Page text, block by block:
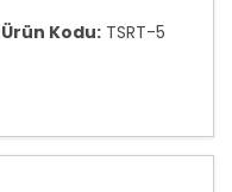
Ürün Kodu: TSRT-5